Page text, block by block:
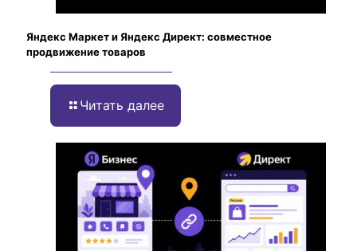
Яндекс Маркет и Яндекс Директ: совместное
продвижение товаров
Читать далее